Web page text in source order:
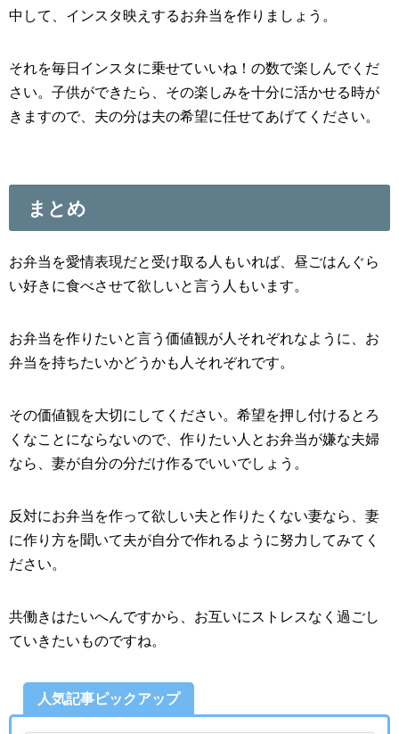
中して、インスタ映えするお弁当を作りましょう。
それを毎日インスタに乗せていいね！の数で楽しんでくだ
さい。子供ができたら、その楽しみを十分に活かせる時が
きますので、夫の分は夫の希望に任せてあげてください。
まとめ
お弁当を愛情表現だと受け取る人もいれば、昼ごはんぐら
い好きに食べさせて欲しいと言う人もいます。
お弁当を作りたいと言う価値観が人それぞれなように、お
弁当を持ちたいかどうかも人それぞれです。
その価値観を大切にしてください。希望を押し付けるとろ
くなことにならないので、作りたい人とお弁当が嫌な夫婦
なら、妻が自分の分だけ作るでいいでしょう。
反対にお弁当を作って欲しい夫と作りたくない妻なら、妻
に作り方を聞いて夫が自分で作れるように努力してみてく
ださい。
共働きはたいへんですから、お互いにストレスなく過ごし
ていきたいものですね。
人気記事ピックアップ